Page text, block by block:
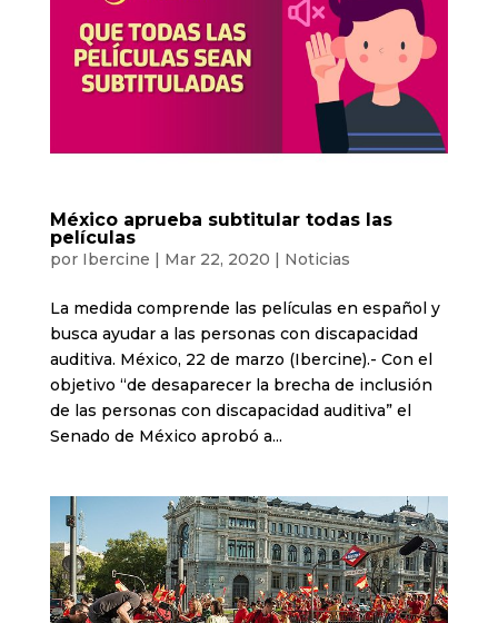
México aprueba subtitular todas las
películas
por Ibercine | Mar 22, 2020 | Noticias
La medida comprende las películas en español y
busca ayudar a las personas con discapacidad
auditiva. México, 22 de marzo (Ibercine).- Con el
objetivo “de desaparecer la brecha de inclusión
de las personas con discapacidad auditiva” el
Senado de México aprobó a...